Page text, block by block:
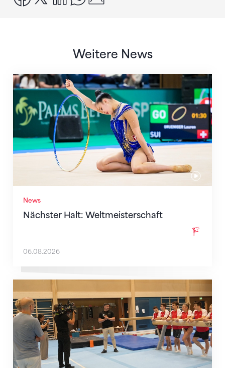
Weitere News
News
Nächster Halt: Weltmeisterschaft
Nächster Halt: Weltmeisterschaft
06.08.2026
Mit klaren Zielen nach Zagreb